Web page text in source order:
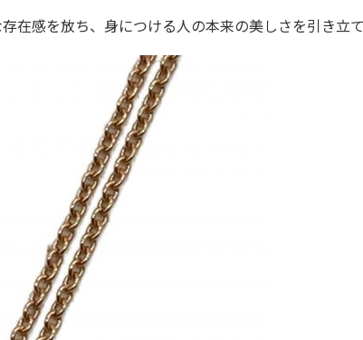
在感を放ち、身につける人の本来の美しさを引き立